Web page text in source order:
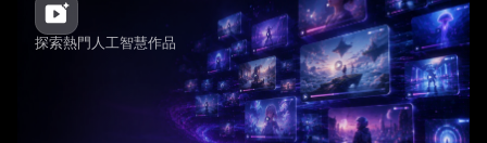
探索熱門人工智慧作品